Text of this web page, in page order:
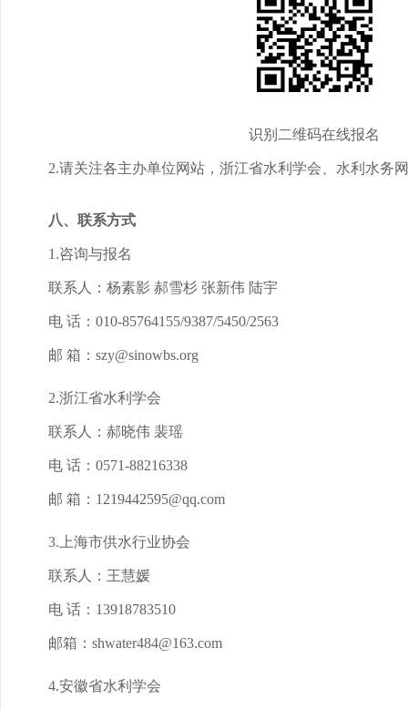
识别二维码在线报名
2.请关注各主办单位网站，浙江省水利学会、水利水务
八、联系方式
1.咨询与报名
联系人：杨素影 郝雪杉 张新伟 陆宇
电 话：010-85764155/9387/5450/2563
邮 箱：szy@sinowbs.org
2.浙江省水利学会
联系人：郝晓伟 裴瑶
电 话：0571-88216338
邮 箱：1219442595@qq.com
3.上海市供水行业协会
联系人：王慧媛
电 话：13918783510
邮箱：shwater484@163.com
4.安徽省水利学会